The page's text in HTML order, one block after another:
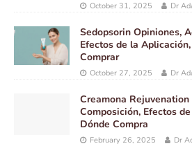
October 31, 2025 Dr
Sedopsorin Opiniones,
Efectos de la
Comprar
October 27, 2025 Dr
Creamona
Composición, Efectos
Dónde Compra
February 26, 2025 Dr